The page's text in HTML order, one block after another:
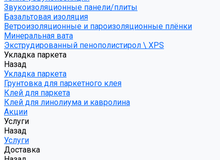
Звукоизоляционные панели/плиты
Базальтовая изоляция
Ветроизоляционные и пароизоляционные плёнки
Минеральная вата
Экструдированный пенополистирол \ XPS
Укладка паркета
Назад
Укладка паркета
Грунтовка для паркетного клея
Клей для паркета
Клей для линолиума и кавролина
Акции
Услуги
Назад
Услуги
Доставка